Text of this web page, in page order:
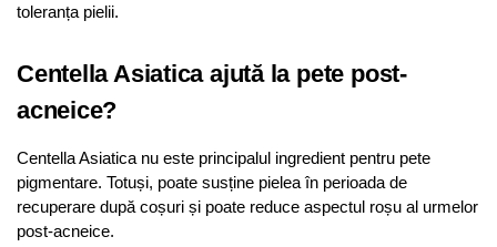
toleranța pielii.
Centella Asiatica ajută la pete post-
acneice?
Centella Asiatica nu este principalul ingredient pentru pete
pigmentare. Totuși, poate susține pielea în perioada de
recuperare după coșuri și poate reduce aspectul roșu al urmelor
post-acneice.